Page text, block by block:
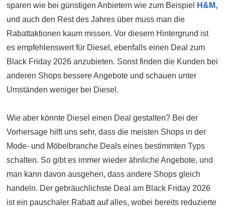
sparen wie bei günstigen Anbietern wie zum Beispiel
H&M,
und auch den Rest des Jahres über muss man die
Rabattaktionen kaum missen. Vor diesem Hintergrund ist
es empfehlenswert für Diesel, ebenfalls einen Deal zum
Black Friday 2026 anzubieten. Sonst finden die Kunden bei
anderen Shops bessere Angebote und schauen unter
Umständen weniger bei Diesel.
Wie aber könnte Diesel einen Deal gestalten? Bei der
Vorhersage hilft uns sehr, dass die meisten Shops in der
Mode- und Möbelbranche Deals eines bestimmten Typs
schalten. So gibt es immer wieder ähnliche Angebote, und
man kann davon ausgehen, dass andere Shops gleich
handeln. Der gebräuchlichste Deal am Black Friday 2026
ist ein pauschaler Rabatt auf alles, wobei bereits reduzierte